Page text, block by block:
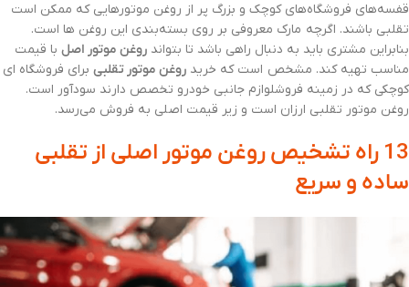
قفسه‌های فروشگا‌ه‌های کوچک و بزرگ پر از روغن موتورهایی که ممکن است
تقلبی باشند. اگرچه مارک معروفی بر روی بسته‌بندی این روغن ها است.
بنابراین مشتری باید به دنبال راهی باشد تا بتواند روغن موتور اصل با قیمت
مناسب تهیه کند. مشخص است که خرید روغن موتور تقلبی برای فروشگاه ‌ای
کوچکی که در زمینه فروشلوازم جانبی خودرو تخصص دارند سودآور است.
روغن موتور تقلبی ارزان است و زیر قیمت اصلی به فروش می‌رسد.
13 راه تشخیص روغن موتور اصلی از تقلبی
ساده و سریع